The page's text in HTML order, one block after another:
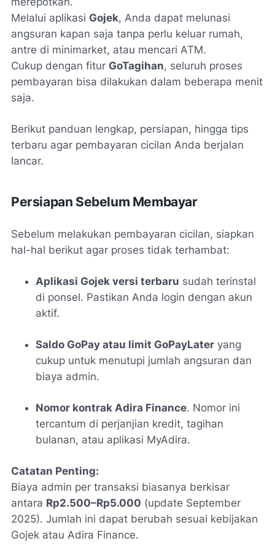
Melalui aplikasi Gojek, Anda dapat melunasi
angsuran kapan saja tanpa perlu keluar rumah,
antre di minimarket, atau mencari ATM.
Cukup dengan fitur GoTagihan, seluruh proses
pembayaran bisa dilakukan dalam beberapa menit
saja.
Berikut panduan lengkap, persiapan, hingga tips
terbaru agar pembayaran cicilan Anda berjalan
lancar.
Persiapan Sebelum Membayar
Sebelum melakukan pembayaran cicilan, siapkan
hal-hal berikut agar proses tidak terhambat:
Aplikasi Gojek versi terbaru sudah terinstal
di ponsel. Pastikan Anda login dengan akun
aktif.
Saldo GoPay atau limit GoPayLater yang
cukup untuk menutupi jumlah angsuran dan
biaya admin.
Nomor kontrak Adira Finance. Nomor ini
tercantum di perjanjian kredit, tagihan
bulanan, atau aplikasi MyAdira.
Catatan Penting:
Biaya admin per transaksi biasanya berkisar
antara Rp2.500–Rp5.000 (update September
2025). Jumlah ini dapat berubah sesuai kebijakan
Gojek atau Adira Finance.